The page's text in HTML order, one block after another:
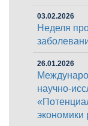
03.02.2026
Неделя
26.01.2026
научно-
экономики